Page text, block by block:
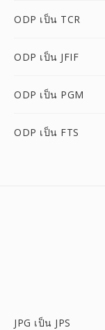
ODP เป็น TCR
ODP เป็น JFIF
ODP เป็น PGM
ODP เป็น FTS
JPG เป็น JPS